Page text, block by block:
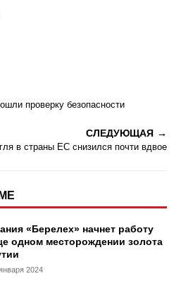
проверку безопасности
СЛЕДУЮЩАЯ
в страны ЕС снизился почти вдвое
«Берелех» начнет работу
одном месторождении золота
2024